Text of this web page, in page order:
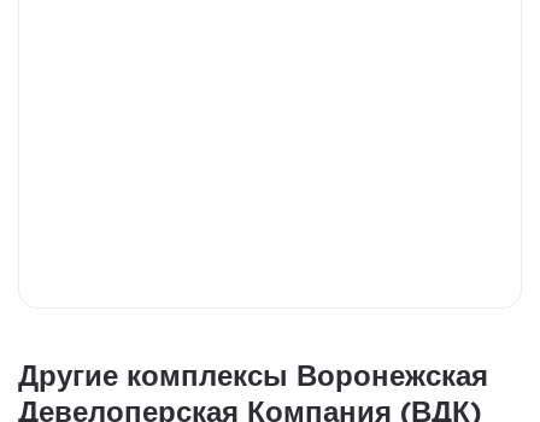
Другие комплексы Воронежская
Девелоперская Компания (ВДК)